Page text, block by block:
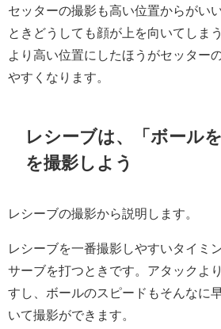
セッターの撮影も高い位置からがい
ときどうしても顔が上を向いてしま
より高い位置にしたほうがセッター
やすくなります。
レシーブは、「ボール
を撮影しよう
レシーブの撮影から説明します。
レシーブを一番撮影しやすいタイミ
サーブを打つときです。アタックよ
すし、ボールのスピードもそんなに
いて撮影ができます。